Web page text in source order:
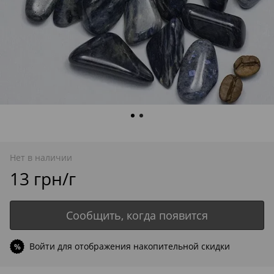
Нет в наличии
13 грн/г
Сообщить, когда появится
% Войти для отображения накопительной скидки